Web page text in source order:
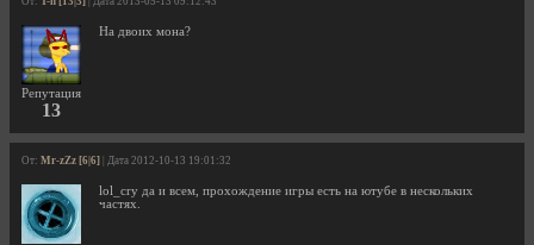
Репутация
13
На двоих мона?
От: Mr-zZz [6|6] | Дата 2012-10-13 19:01:32
lol_cry да и всем, прохождение игры есть на ютубе в нескольких
частях.